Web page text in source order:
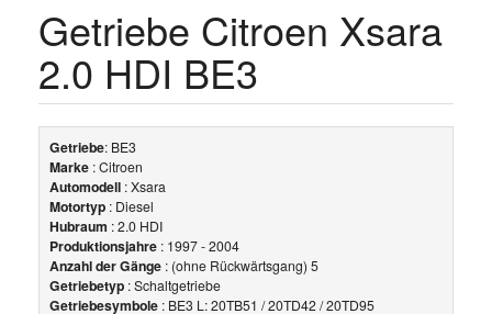
Getriebe Citroen Xsara
2.0 HDI BE3
Getriebe: BE3
Marke : Citroen
Automodell : Xsara
Motortyp : Diesel
Hubraum : 2.0 HDI
Produktionsjahre : 1997 - 2004
Anzahl der Gänge : (ohne Rückwärtsgang) 5
Getriebetyp : Schaltgetriebe
Getriebesymbole : BE3 L: 20TB51 / 20TD42 / 20TD95